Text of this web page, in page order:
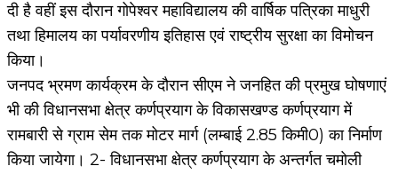
दी है वहीं इस दौरान गोपेश्वर महाविद्यालय की वार्षिक पत्रिका माधुरी
तथा हिमालय का पर्यावरणीय इतिहास एवं राष्ट्रीय सुरक्षा का विमोचन
किया।
जनपद भ्रमण कार्यक्रम के दौरान सीएम ने जनहित की प्रमुख घोषणाएं
भी की विधानसभा क्षेत्र कर्णप्रयाग के विकासखण्ड कर्णप्रयाग में
रामबारी से ग्राम सेम तक मोटर मार्ग (लम्बाई 2.85 किमी0) का निर्माण
किया जायेगा। 2- विधानसभा क्षेत्र कर्णप्रयाग के अन्तर्गत चमोली